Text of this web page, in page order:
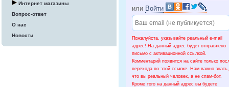
Интернет магазины
Вопрос-ответ
О нас
Новости
или Войти
Пожалуйста, указывайте реальный e-mail
адрес! На данный адрес будет отправлено
письмо с активационной ссылкой.
Комментарий появится на сайте только
перехода по этой ссылке. Нам важно знать,
что вы реальный человек, а не спам-бот.
Кроме того на данный адрес вы будете